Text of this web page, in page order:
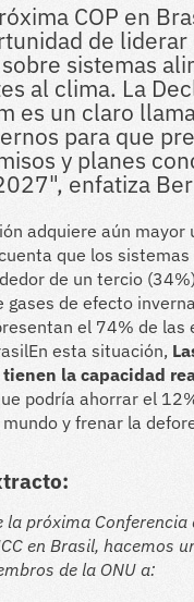
COP en
de liderar
sistemas
al clima. La
es un claro
para que
y planes
enfatiza
adquiere aún mayor
que los
de un tercio
gases de efecto
el 74% de las
En esta situación,
la capacidad
podría ahorrar el
y frenar la
la próxima Conferencia
en Brasil, hacemos
de la ONU a: